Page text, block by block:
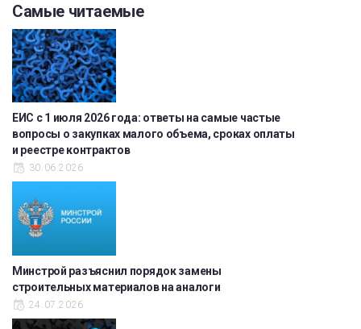
Самые читаемые
ЕИС с 1 июля 2026 года: ответы на самые частые
вопросы о закупках малого объема, сроках оплаты
и реестре контрактов
30.06.2026
Минстрой разъяснил порядок замены
строительных материалов на аналоги
24.07.2026